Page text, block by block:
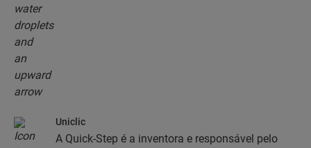
Uniclic
A Quick-Step é a inventora e responsável pelo